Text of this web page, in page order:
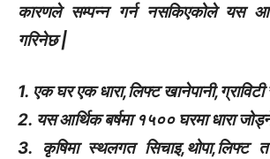
कारणले सम्पन्न गर्न नसकिएकोले यस
गरिनेछ |
1. एक घर एक धारा,लिफ्ट
2. यस आर्थिक बर्षमा १५०० घरमा धारा
3. कृषिमा स्थलगत सिचाइ,थोपा,लिफ्ट